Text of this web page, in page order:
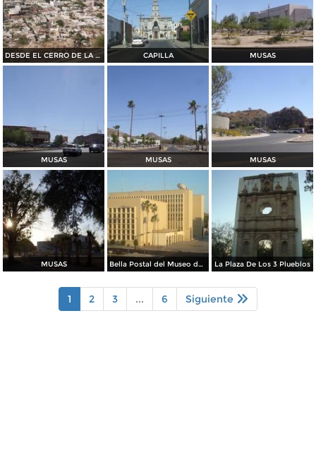
DESDE EL CERRO DE LA CAMPANA CAPILLA MUSAS
MUSAS MUSAS MUSAS
MUSAS Bella Postal del Museo de La Universidad La Plaza De Los 3 Plueblos
1 2 3 ... 6 Siguiente